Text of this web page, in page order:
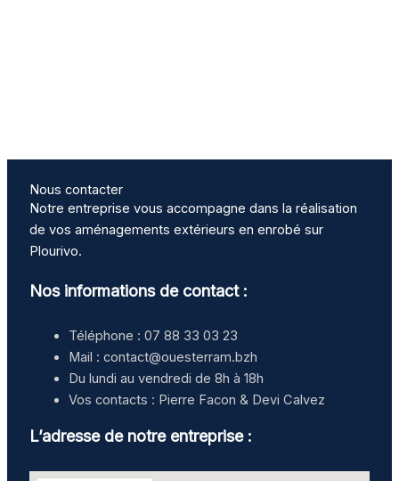
Nous contacter
Notre entreprise vous accompagne dans la réalisation
de vos aménagements extérieurs en enrobé sur
Plourivo.
Nos informations de contact :
Téléphone : 07 88 33 03 23
Mail : contact@ouesterram.bzh
Du lundi au vendredi de 8h à 18h
Vos contacts : Pierre Facon & Devi Calvez
L’adresse de notre entreprise :